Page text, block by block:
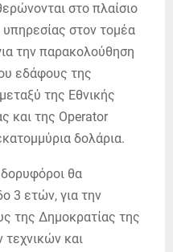
στο πλαίσιο
στον τομέα
την παρακολούθηση
εδάφους της
της Εθνικής
και της Operator
δολάρια.
θα
3 ετών, για την
της Δημοκρατίας της
τεχνικών και